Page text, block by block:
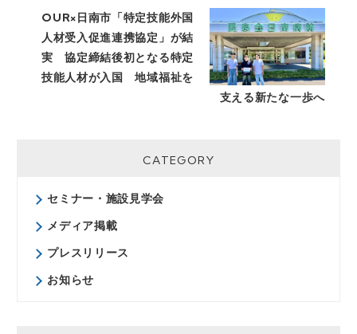
個人情報への不正アクセス、その盗
用などから保護しております。取得
した個人情報は、漏洩、滅失又は毀
損の防止と是正、その他個人情報の
安全管理のために、必要かつ適切な
措置を講じています。
相談窓口
https://onodera-user-
OUR×日南市「特定技能外国
人材受入促進連携協定」が結
実 協定締結後初となる特定
技能人材が入国 地域福祉を
支える新たな一歩へ
CATEGORY
セミナー・施設見学会
メディア掲載
プレスリリース
お知らせ